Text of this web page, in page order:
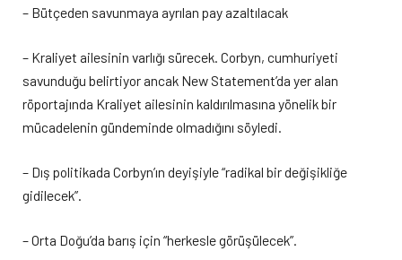
– Bütçeden savunmaya ayrılan pay azaltılacak
– Kraliyet ailesinin varlığı sürecek. Corbyn, cumhuriyeti
savunduğu belirtiyor ancak New Statement’da yer alan
röportajında Kraliyet ailesinin kaldırılmasına yönelik bir
mücadelenin gündeminde olmadığını söyledi.
– Dış politikada Corbyn’ın deyişiyle “radikal bir değişikliğe
gidilecek”.
– Orta Doğu’da barış için “herkesle görüşülecek”.